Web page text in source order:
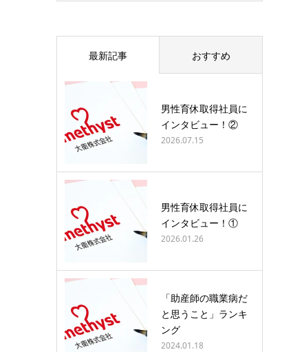
最新記事 おすすめ
男性育休取得社員に
インタビュー！②
2026.07.15
男性育休取得社員に
インタビュー！①
2026.01.26
「助産師の職業病だ
と思うこと」ランキ
ング
2024.01.18